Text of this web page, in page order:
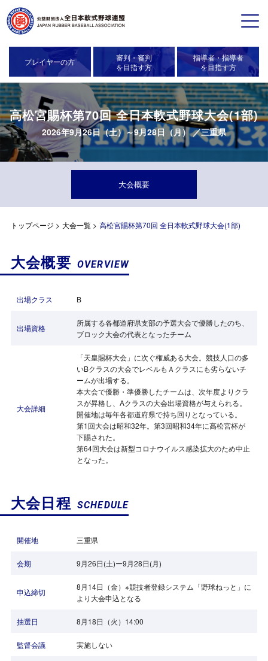
プレイヤーの方
審判・審判
を目指す方
指導者・指導者
を目指す方
高松宮賜杯第70回 全日本軟式野球大会(1部)
2026年9月26日（土）～9月28日（月） ／三重県
大会概要
トップページ > 大会一覧> 高松宮賜杯第70回 全日本軟式野球大会(1部)
大会概要 OVERVIEW
出場クラス B
出場資格
所属する各都道府県支部の予選大会で優勝したのち、
ブロック大会の代表となったチーム
大会詳細
「天皇賜杯大会」に次ぐ権威ある大会。競技人口の多
いBクラスの大会でレベルもＡクラスにも劣らないチ
ームが出場する。
本大会で優勝・準優勝したチームは、次年度よりクラ
スが昇格し、Aクラスの大会出場資格が与えられる。
開催地は毎年各都道府県で持ち回りとなっている。
第1回大会は昭和32年。第3回昭和34年に高松宮杯が
下賜された。
第64回大会は新型コロナウイルス感染拡大のため中止
となった。
大会日程 SCHEDULE
開催地 三重県
会期 9月26日(土)ー9月28日(月)
申込締切
8月14日（金）※競技者登録システム「野球ねっと」に
より大会申込となる
抽選日 8月18日（火）14:00
監督会議 実施しない